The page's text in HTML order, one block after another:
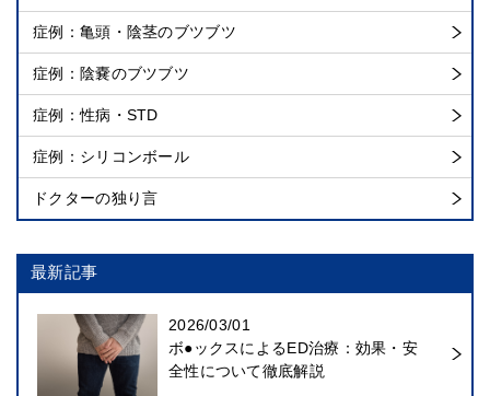
症例：亀頭・陰茎のブツブツ
症例：陰嚢のブツブツ
症例：性病・STD
症例：シリコンボール
ドクターの独り言
最新記事
2026/03/01
ボ●ックスによるED治療：効果・安
全性について徹底解説